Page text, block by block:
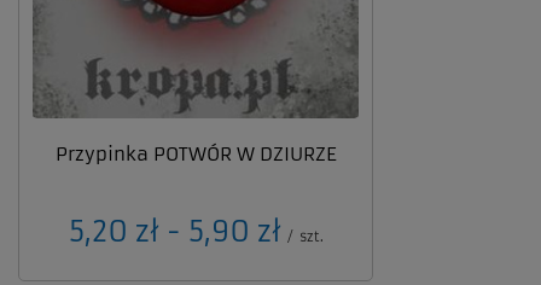
Przypinka POTWÓR W DZIURZE
od
5,20 zł - do
5,90 zł / szt.